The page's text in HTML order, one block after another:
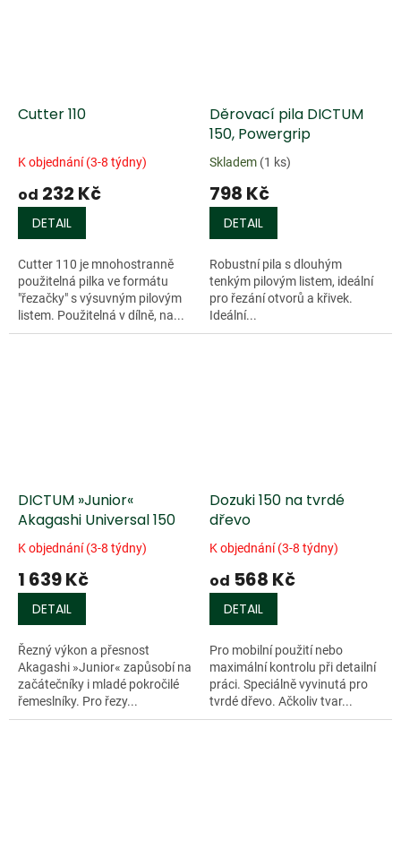
Cutter 110
K objednání (3-8 týdny)
od 232 Kč
DETAIL
Cutter 110 je mnohostranně
použitelná pilka ve formátu
"řezačky" s výsuvným pilovým
listem. Použitelná v dílně, na...
Děrovací pila DICTUM
150, Powergrip
Skladem (1 ks)
798 Kč
DETAIL
Robustní pila s dlouhým
tenkým pilovým listem, ideální
pro řezání otvorů a křivek.
Ideální...
DICTUM »Junior«
Akagashi Universal 150
K objednání (3-8 týdny)
1 639 Kč
DETAIL
Řezný výkon a přesnost
Akagashi »Junior« zapůsobí na
začátečníky i mladé pokročilé
řemeslníky. Pro řezy...
Dozuki 150 na tvrdé
dřevo
K objednání (3-8 týdny)
od 568 Kč
DETAIL
Pro mobilní použití nebo
maximální kontrolu při detailní
práci. Speciálně vyvinutá pro
tvrdé dřevo. Ačkoliv tvar...